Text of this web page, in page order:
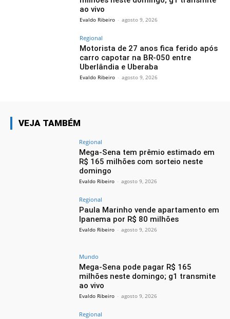
ao vivo
Evaldo Ribeiro - agosto 9, 2026
Regional
Motorista de 27 anos fica ferido após
carro capotar na BR-050 entre
Uberlândia e Uberaba
Evaldo Ribeiro - agosto 9, 2026
VEJA TAMBÉM
Regional
Mega-Sena tem prêmio estimado em
R$ 165 milhões com sorteio neste
domingo
Evaldo Ribeiro - agosto 9, 2026
Regional
Paula Marinho vende apartamento em
Ipanema por R$ 80 milhões
Evaldo Ribeiro - agosto 9, 2026
Mundo
Mega-Sena pode pagar R$ 165
milhões neste domingo; g1 transmite
ao vivo
Evaldo Ribeiro - agosto 9, 2026
Regional